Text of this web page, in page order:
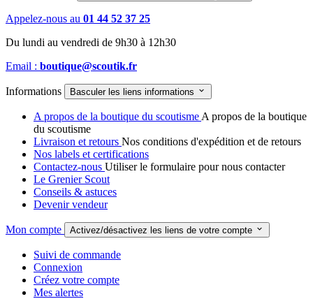
Appelez-nous au 01 44 52 37 25
Du lundi au vendredi de 9h30 à 12h30
Email : boutique@scoutik.fr
Informations Basculer les liens informations 
A propos de la boutique du scoutisme A propos de la boutique
du scoutisme
Livraison et retours Nos conditions d'expédition et de retours
Nos labels et certifications
Contactez-nous Utiliser le formulaire pour nous contacter
Le Grenier Scout
Conseils & astuces
Devenir vendeur
Mon compte Activez/désactivez les liens de votre compte 
Suivi de commande
Connexion
Créez votre compte
Mes alertes